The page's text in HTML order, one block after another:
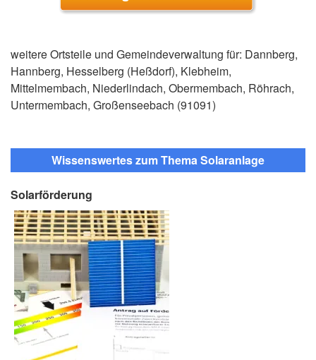
weitere Ortsteile und Gemeindeverwaltung für: Dannberg,
Hannberg, Hesselberg (Heßdorf), Klebheim,
Mittelmembach, Niederlindach, Obermembach, Röhrach,
Untermembach, Großenseebach (91091)
Wissenswertes zum Thema Solaranlage
Solarförderung